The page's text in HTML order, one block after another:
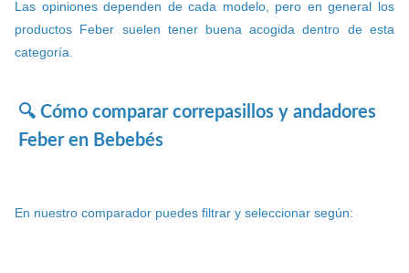
Las opiniones dependen de cada modelo, pero en general los
productos Feber suelen tener buena acogida dentro de esta
categoría.
🔍 Cómo comparar correpasillos y andadores
Feber en Bebebés
En nuestro comparador puedes filtrar y seleccionar según: